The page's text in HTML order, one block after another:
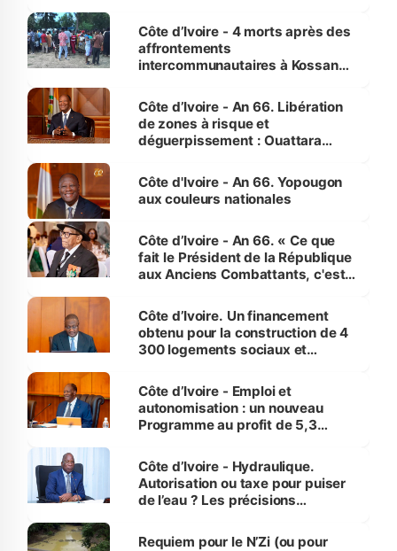
générations futures »
Côte d’Ivoire - 4 morts après des
affrontements
intercommunautaires à Kossandji
milieu des sinistrés
Côte d’Ivoire - An 66. Libération
de zones à risque et
déguerpissement : Ouattara
l'Etat de droit pour préserver les
vies humaines »
Côte d'Ivoire - An 66. Yopougon
aux couleurs nationales
Côte d’Ivoire - An 66. « Ce que
fait le Président de la République
aux Anciens Combattants, c'est
Côte d’Ivoire. Un financement
obtenu pour la construction de 4
300 logements sociaux et
et Yamoussoukro
Côte d’Ivoire - Emploi et
autonomisation : un nouveau
Programme au profit de 5,3
Côte d’Ivoire - Hydraulique.
Autorisation ou taxe pour puiser
de l’eau ? Les précisions
Requiem pour le N’Zi (ou pour